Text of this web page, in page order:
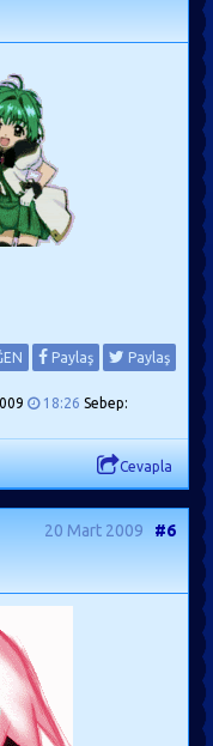
Paylaş Paylaş
18:26 Sebep:
Cevapla
20 Mart 2009 #6